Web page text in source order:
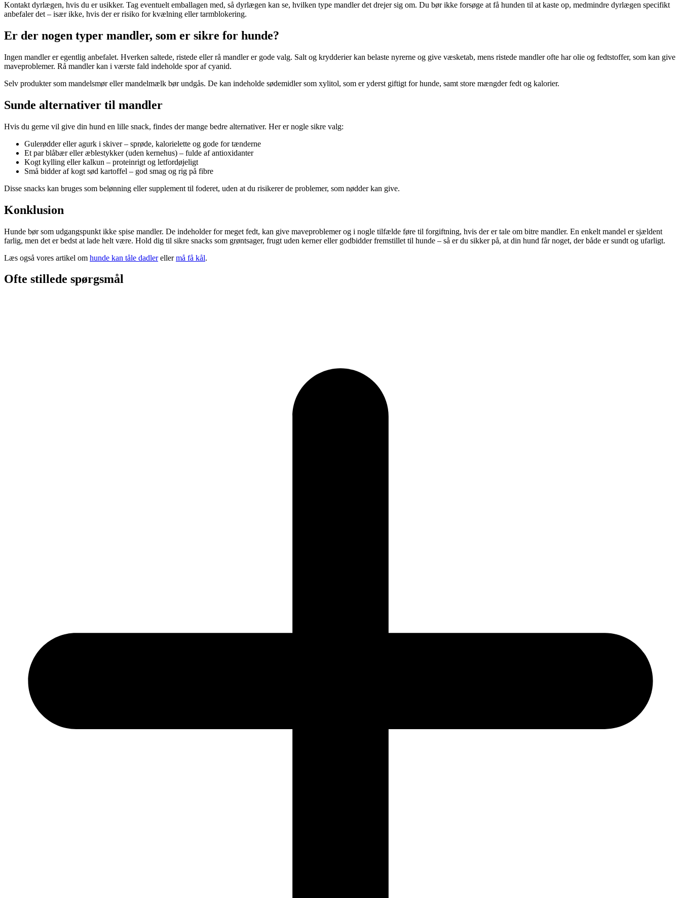
Kontakt dyrlægen, hvis du er usikker. Tag eventuelt emballagen med, så dyrlægen kan se, hvilken type mandler det drejer sig om. Du bør ikke forsøge at få hunden til at kaste op, medmindre dyrlægen specifikt
anbefaler det – især ikke, hvis der er risiko for kvælning eller tarmblokering.
Er der nogen typer mandler, som er sikre for hunde?
Ingen mandler er egentlig anbefalet. Hverken saltede, ristede eller rå mandler er gode valg. Salt og krydderier kan belaste nyrerne og give væsketab, mens ristede mandler ofte har olie og fedtstoffer, som kan give
maveproblemer. Rå mandler kan i værste fald indeholde spor af cyanid.
Selv produkter som mandelsmør eller mandelmælk bør undgås. De kan indeholde sødemidler som xylitol, som er yderst giftigt for hunde, samt store mængder fedt og kalorier.
Sunde alternativer til mandler
Hvis du gerne vil give din hund en lille snack, findes der mange bedre alternativer. Her er nogle sikre valg:
Gulerødder eller agurk i skiver – sprøde, kalorielette og gode for tænderne
Et par blåbær eller æblestykker (uden kernehus) – fulde af antioxidanter
Kogt kylling eller kalkun – proteinrigt og letfordøjeligt
Små bidder af kogt sød kartoffel – god smag og rig på fibre
Disse snacks kan bruges som belønning eller supplement til foderet, uden at du risikerer de problemer, som nødder kan give.
Konklusion
Hunde bør som udgangspunkt ikke spise mandler. De indeholder for meget fedt, kan give maveproblemer og i nogle tilfælde føre til forgiftning, hvis der er tale om bitre mandler. En enkelt mandel er sjældent
farlig, men det er bedst at lade helt være. Hold dig til sikre snacks som grøntsager, frugt uden kerner eller godbidder fremstillet til hunde – så er du sikker på, at din hund får noget, der både er sundt og ufarligt.
Læs også vores artikel om hunde kan tåle dadlerellermå få kål.
Ofte stillede spørgsmål